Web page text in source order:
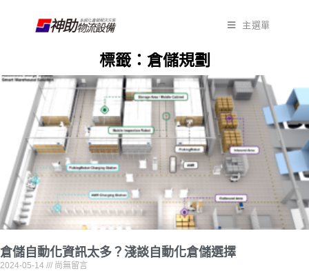
主選單
標籤：倉儲規劃
倉儲自動化資訊太多？淺談自動化倉儲選擇
2024-05-14 尚無留言